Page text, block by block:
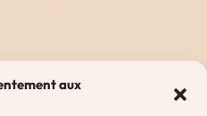
aux
19 janvier 2016